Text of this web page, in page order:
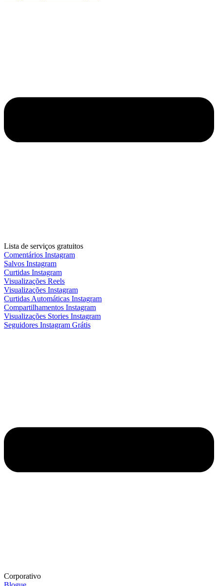
Lista de serviços gratuitos
Comentários Instagram
Salvos Instagram
Curtidas Instagram
Visualizações Reels
Visualizações Instagram
Curtidas Automáticas Instagram
Compartilhamentos Instagram
Visualizações Stories Instagram
Seguidores Instagram Grátis
Corporativo